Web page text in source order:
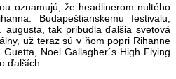
oznamujú, že headlinerom nultého
Budapeštianskemu festivalu,
tak pribudla ďalšia svetová
už teraz sú v ňom popri Rihanne
Noel Gallagher´s High Flying
ďalších.